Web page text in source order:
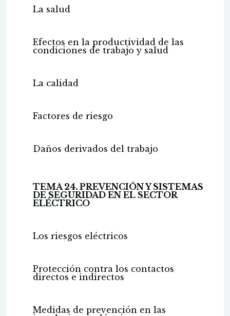
La salud
Efectos en la productividad de las
condiciones de trabajo y salud
La calidad
Factores de riesgo
Daños derivados del trabajo
TEMA 24. PREVENCIÓN Y SISTEMAS
DE SEGURIDAD EN EL SECTOR
ELÉCTRICO
Los riesgos eléctricos
Protección contra los contactos
directos e indirectos
Medidas de prevención en las